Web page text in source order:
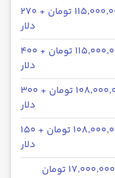
۱۱۵٬۰۰۰٬۰۰۰ تومان + ۲۷۰
دلار
۱۱۵٬۰۰۰٬۰۰۰ تومان + ۴۰۰
دلار
۱۰۸٬۰۰۰٬۰۰۰ تومان + ۳۰۰
دلار
۱۰۸٬۰۰۰٬۰۰۰ تومان + ۱۵۰
دلار
۱۷٬۰۰۰٬۰۰۰ تومان